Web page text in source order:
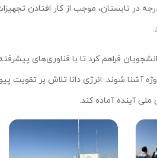
منطقه مخصوصا ۷۴ درجه در تابستان، موجب از
فراهم کرد تا با فناوری‌های
آشنا شوند. انرژی دانا تلاش بر تقویت
ملی آینده آماده کند.